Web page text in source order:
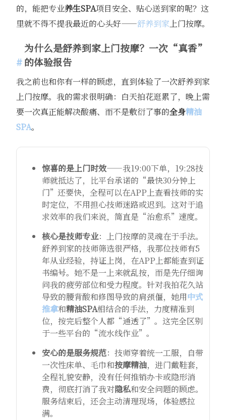
的，能把专业养生SPA项目安全、贴心送到家的呢？这
里就不得不提我最近的心头好——舒养到家 上门按摩。
为什么是舒养到家上门按摩？一次“真香”
的体验报告
我之前也和你有一样的顾虑，直到体验了一次舒养到家
上门按摩。我的需求很明确：白天拍花逛累了，晚上需
要一次真正能解决酸痛、而不是敷衍了事的全身精油
SPA。
惊喜的是上门时效——我19:00下单，19:28技
师就抵达了，比平台承诺的“最快30分钟上
门”还要快，全程可以在APP上查看技师的实
时定位，不用担心技师迷路或迟到。这对于追
求效率的我们来说，简直是“治愈系”速度。
核心是技师专业：上门按摩的灵魂在于手法。
舒养到家的技师筛选很严格，我那位技师有5
年从业经验，持证上岗，在APP上都能查到证
书编号。她不是一上来就乱按，而是先仔细询
问我的疲劳部位和受力程度。针对我拍花久站
导致的腰背酸和修图导致的肩颈僵，她用中式
推拿和精油SPA相结合的手法，力度精准到
位，按完后整个人都“通透了”。这完全区别
于一些平台的“流水线作业”。
安心的是服务规范：技师穿着统一工服，自带
一次性床单、毛巾和按摩精油，进门戴鞋套，
全程礼貌安静，没有任何推销办卡或隐形消
费，彻底打消了我对隐私和安全问题的顾虑。
服务结束后，还会主动清理现场，体验感拉
满。